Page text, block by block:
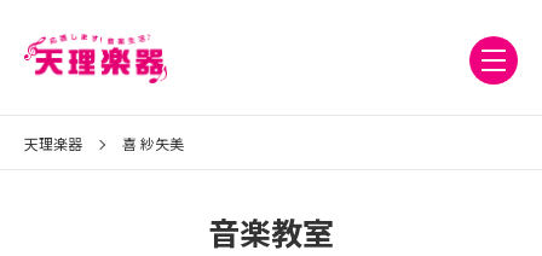
天理楽器 喜 紗矢美
音楽教室